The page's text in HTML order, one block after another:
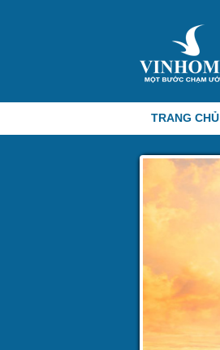
TRANG CHỦ